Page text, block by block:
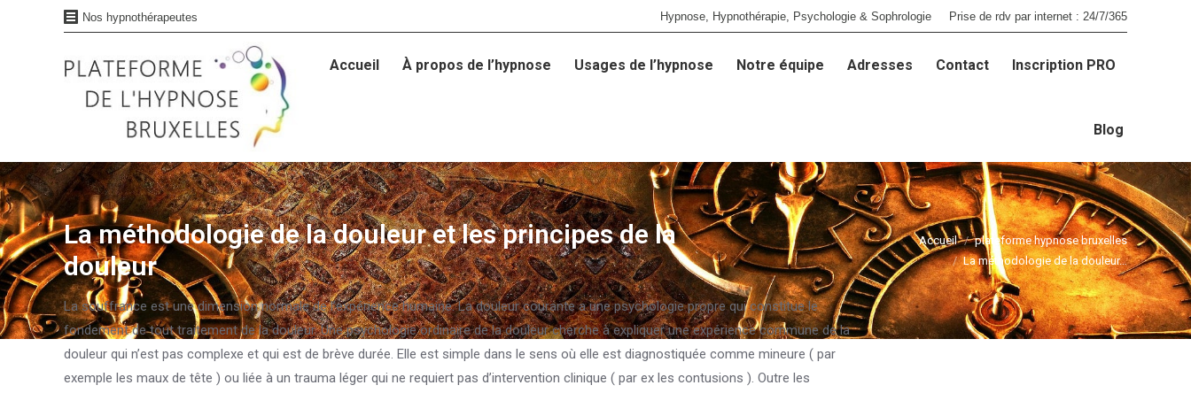
Nos hypnothérapeutes Hypnose, Hypnothérapie, Psychologie & Sophrologie Prise de rdv par internet : 24/7/365
Accueil À propos de l’hypnose Usages de l’hypnose Notre équipe Adresses Contact Inscription PRO
Blog
La méthodologie de la douleur et les principes de la
douleur
Vous êtes ici :
Accueil
plateforme hypnose bruxelles
La méthodologie de la douleur…
La souffrance est une dimension normale de l’expérience humaine. La douleur courante a une psychologie propre qui constitue le
fondement de tout traitement de la douleur. Une psychologie ordinaire de la douleur cherche à expliquer une expérience commune de la
douleur qui n’est pas complexe et qui est de brève durée. Elle est simple dans le sens où elle est diagnostiquée comme mineure ( par
exemple les maux de tête ) ou liée à un trauma léger qui ne requiert pas d’intervention clinique ( par ex les contusions ). Outre les
Accueil À propos de l’hypnose Usages de l’hypnose Notre équipe Adresses Contact Inscription PRO